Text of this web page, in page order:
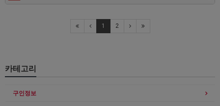
1 2
카테고리
구인정보